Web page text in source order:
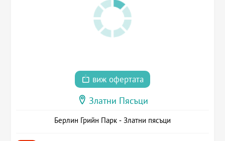
виж офертата
Златни Пясъци
Берлин Грийн Парк - Златни пясъци